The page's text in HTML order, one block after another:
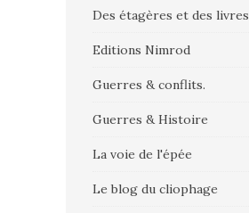
Des étagères et des livres
Editions Nimrod
Guerres & conflits.
Guerres & Histoire
La voie de l'épée
Le blog du cliophage